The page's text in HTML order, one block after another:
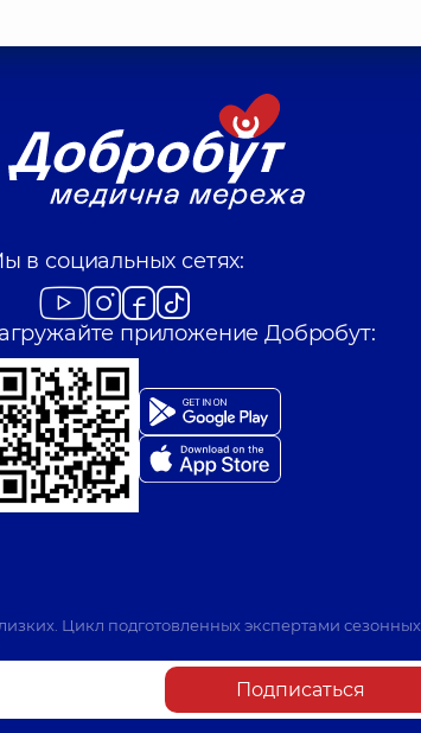
в социальных сетях:
приложение Добробут:
Цикл подготовленных экспертами сезонных
Подписаться